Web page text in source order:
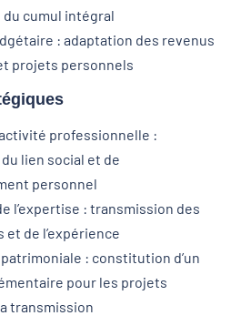
cumul intégral
: adaptation des revenus
projets personnels
professionnelle :
lien social et de
personnel
l’expertise : transmission des
de l’expérience
: constitution d’un
pour les projets
transmission